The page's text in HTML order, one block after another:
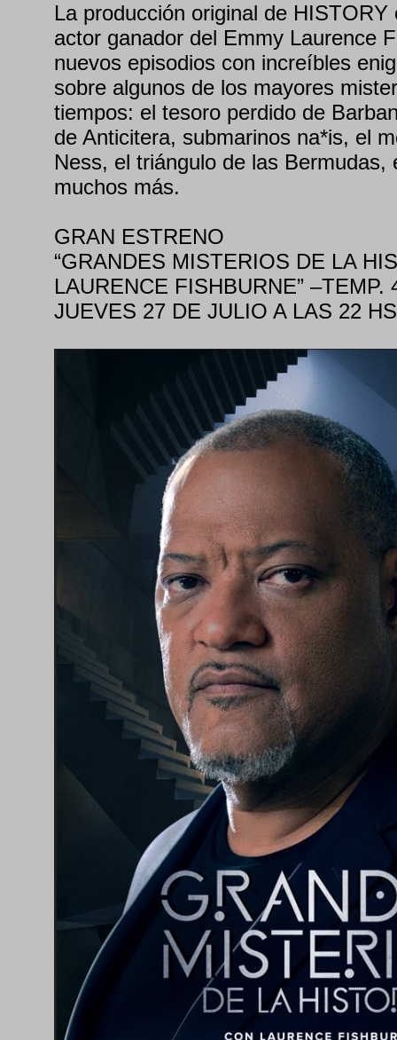
La producción original de HISTORY
actor ganador del Emmy Laurence
nuevos episodios con increíbles
sobre algunos de los mayores
tiempos: el tesoro perdido de
de Anticitera, submarinos na*is, el
Ness, el triángulo de las Bermudas,
muchos más.
GRAN ESTRENO
“GRANDES MISTERIOS DE LA
LAURENCE FISHBURNE” –TEMP.
JUEVES 27 DE JULIO A LAS 22